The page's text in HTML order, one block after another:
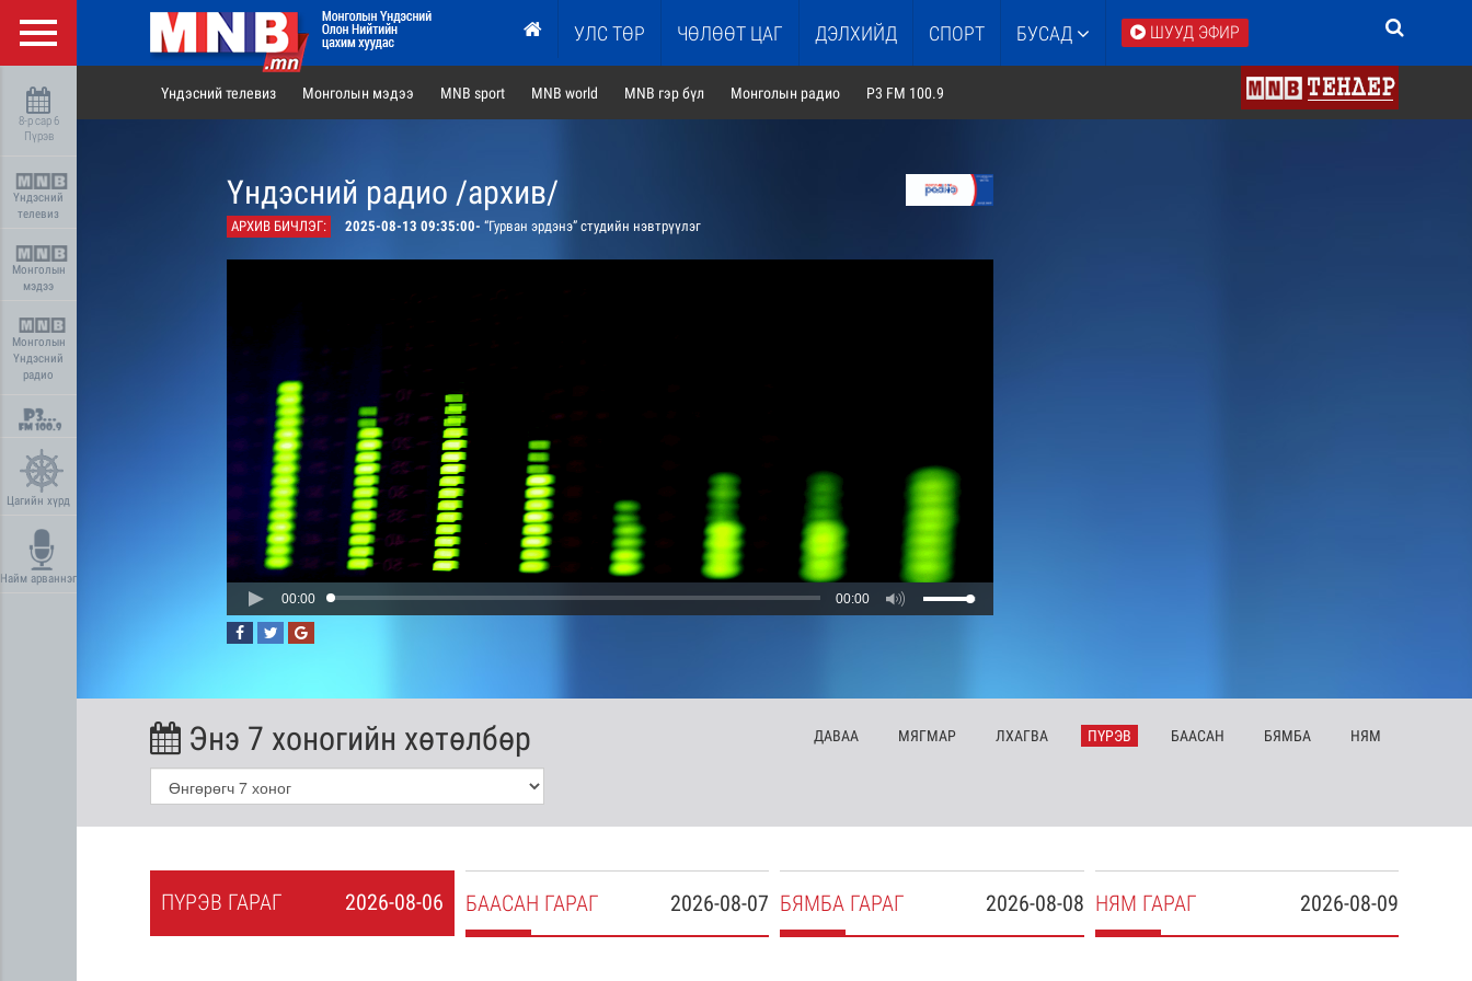
УЛС ТӨР ЧӨЛӨӨТ ЦАГ ДЭЛХИЙД СПОРТ БУСАД ШУУД ЭФИР
8-р сар 6
Пүрэв
Үндэсний
телевиз
Монголын
мэдээ
Монголын
Үндэсний
радио
Цагийн хүрд
Найм арваннэг
Үндэсний телевиз Монголын мэдээ MNB sport MNB world MNB гэр бүл Монголын радио P3 FM 100.9
Үндэсний радио /архив/
АРХИВ БИЧЛЭГ: 2025-08-13 09:35:00- “Гурван эрдэнэ” студийн нэвтрүүлэг
00:00 00:00
Энэ 7 хоногийн хөтөлбөр ДАВАА МЯГМАР ЛХАГВА ПҮРЭВ БААСАН БЯМБА НЯМ
2026-08-06
ПҮРЭВ ГАРАГ 2026-08-07
БААСАН ГАРАГ 2026-08-08
БЯМБА ГАРАГ 2026-08-09
НЯМ ГАРАГ